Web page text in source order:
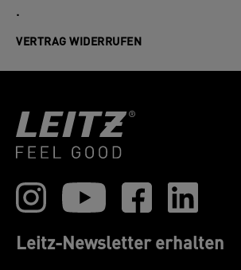
.
VERTRAG WIDERRUFEN
Leitz-Newsletter erhalten